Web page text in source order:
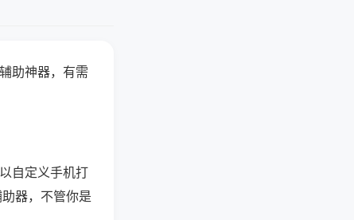
助神器，有需
自定义手机打
器，不管你是